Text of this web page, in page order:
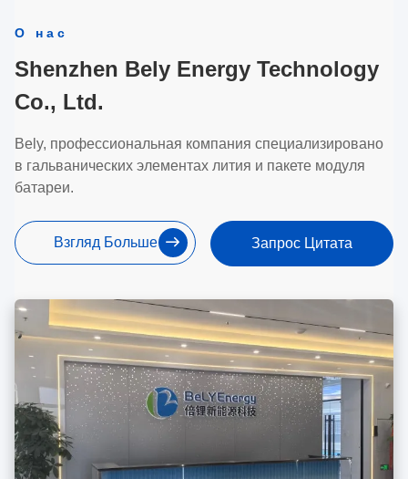
О нас
Shenzhen Bely Energy Technology
Co., Ltd.
Bely, профессиональная компания специализировано
в гальванических элементах лития и пакете модуля
батареи.
Взгляд Больше Запрос Цитата